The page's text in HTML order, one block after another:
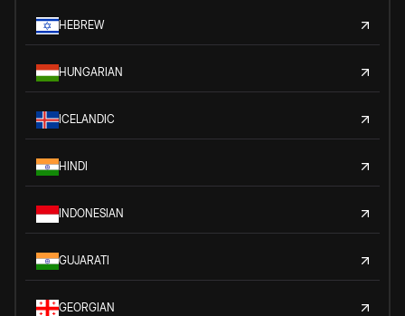
HEBREW
HUNGARIAN
ICELANDIC
HINDI
INDONESIAN
GUJARATI
GEORGIAN